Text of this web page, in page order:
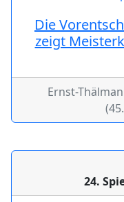
Die
zeigt
Ernst-
24.